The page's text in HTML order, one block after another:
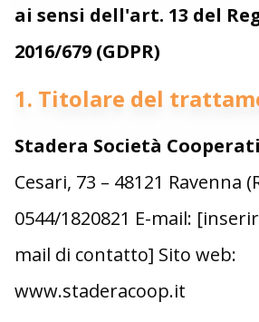
ai sensi dell'art. 13 del
2016/679 (GDPR)
1. Titolare del
Stadera Società
Cesari, 73 – 48121 Ravenna
0544/1820821 E-mail:
mail di contatto] Sito web:
www.staderacoop.it